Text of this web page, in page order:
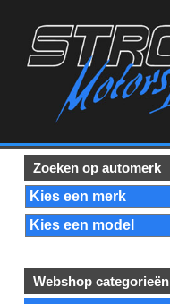
Zoeken op automerk
Webshop categorieën